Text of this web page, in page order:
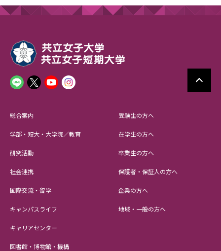
総合案内
学部・短大・大学院／教育
研究活動
社会連携
国際交流・留学
キャンパスライフ
キャリアセンター
図書館・博物館・機構
受験生の方へ
在学生の方へ
卒業生の方へ
保護者・保証人の方へ
企業の方へ
地域・一般の方へ